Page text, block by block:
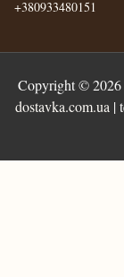
+380933480151
Copyright © 2026
dostavka.com.ua |